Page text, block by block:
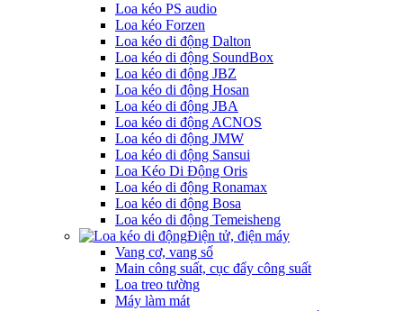
Loa kéo PS audio
Loa kéo Forzen
Loa kéo di động Dalton
Loa kéo di động SoundBox
Loa kéo di động JBZ
Loa kéo di động Hosan
Loa kéo di động JBA
Loa kéo di động ACNOS
Loa kéo di động JMW
Loa kéo di động Sansui
Loa Kéo Di Động Oris
Loa kéo di động Ronamax
Loa kéo di động Bosa
Loa kéo di động Temeisheng
Điện tử, điện máy
Vang cơ, vang số
Main công suất, cục đẩy công suất
Loa treo tường
Máy làm mát